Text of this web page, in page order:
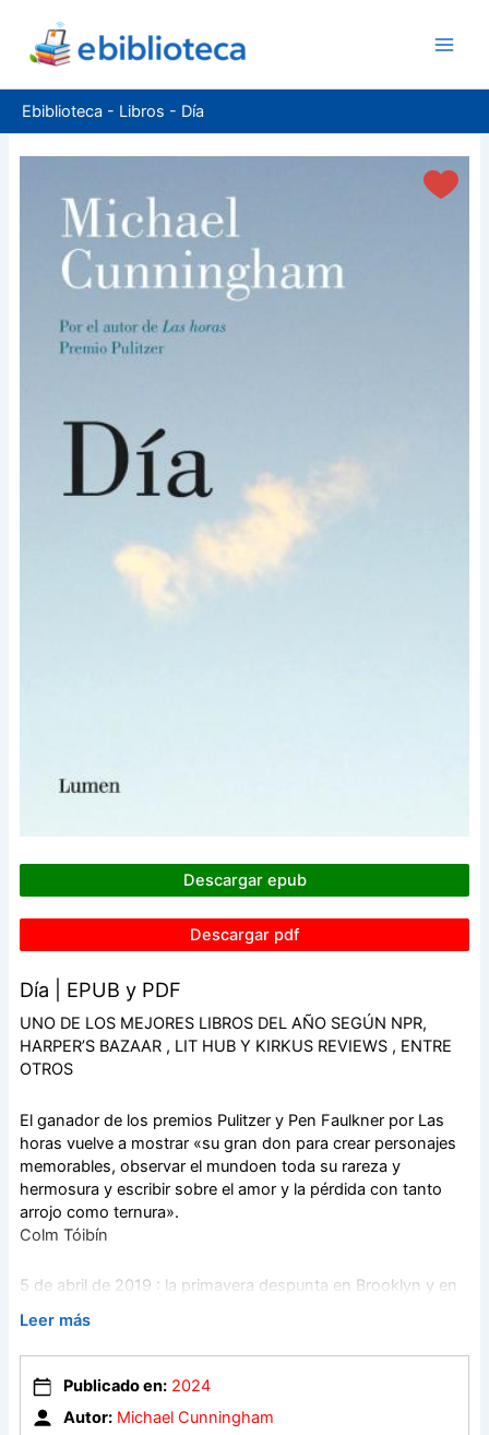
contenido
Ebiblioteca - Libros - Día
Descargar epub
Descargar pdf
Día | EPUB y PDF
UNO DE LOS MEJORES LIBROS DEL AÑO SEGÚN NPR,
HARPER’S BAZAAR , LIT HUB Y KIRKUS REVIEWS , ENTRE
OTROS
El ganador de los premios Pulitzer y Pen Faulkner por Las
horas vuelve a mostrar «su gran don para crear personajes
memorables, observar el mundoen toda su rareza y
hermosura y escribir sobre el amor y la pérdida con tanto
arrojo como ternura».
Colm Tóibín
5 de abril de 2019 : la primavera despunta en Brooklyn y en
el hogar de los Walker-Byrne la felicidad doméstica se
resquebraja lentamente. Dan e Isabel han empezado a
distanciarse, y el hecho de que Robbie, el encantador y frágil
hermano de ella, al que todos adoran, deba abandonar la
casa no es algo que ayude. Mientras este busca
apartamento e intenta superar su último fracaso sentimental
Leer más
Publicado en: 2024
Autor: Michael Cunningham